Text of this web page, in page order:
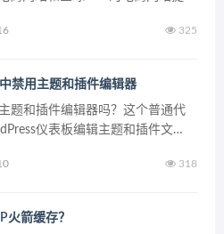
325
禁用主题和插件编辑器
题和插件编辑器吗？这个普通代
仪表板编辑主题和插件文
和潜在的安全问题...
318
火箭缓存？